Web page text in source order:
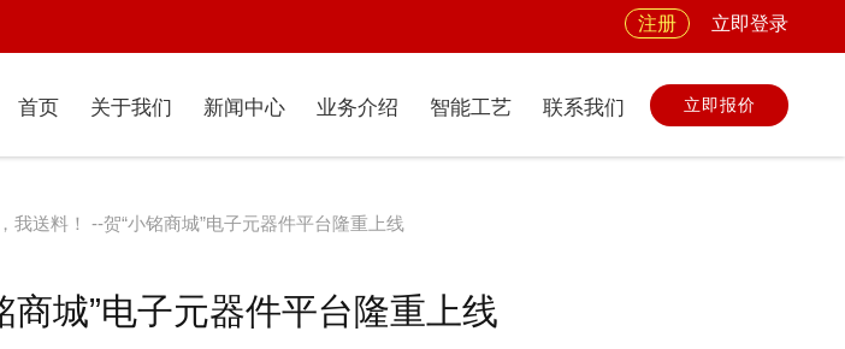
注册 立即登录
首页 关于我们 新闻中心 业务介绍 智能工艺 联系我们 立即报价
我送料！ --贺“小铭商城”电子元器件平台隆重上线
城”电子元器件平台隆重上线